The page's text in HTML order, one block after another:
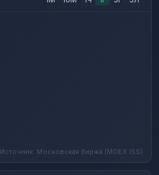
Источник: Московская биржа (MOEX ISS)